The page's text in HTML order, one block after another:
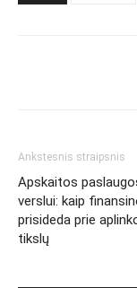
Ankstesnis straipsnis
Apskaitos
verslui: kaip
prisideda prie
tikslų